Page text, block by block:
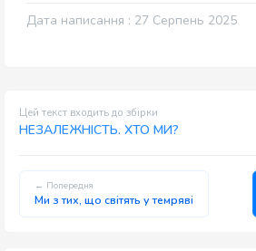
Дата написання : 27 Серпень 2025
Цей текст входить до збірки
НЕЗАЛЕЖНІСТЬ. ХТО МИ?
← Попередня
Ми з тих, що світять у темряві